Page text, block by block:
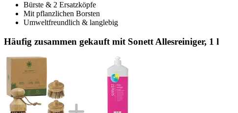
Bürste & 2 Ersatzköpfe
Mit pflanzlichen Borsten
Umweltfreundlich & langlebig
Häufig zusammen gekauft mit Sonett Allesreiniger, 1 l